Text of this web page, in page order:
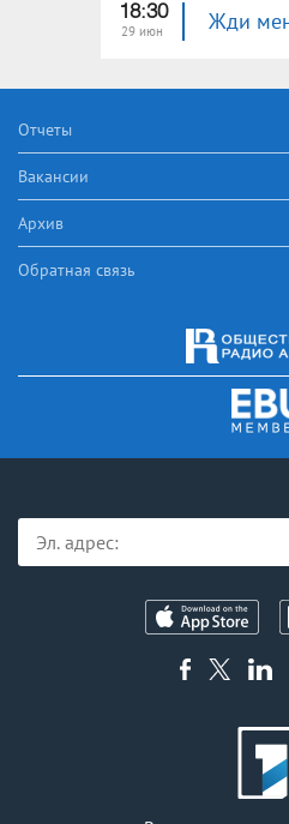
18:30
29 июн Жди
Отчеты
Вакансии
Архив
Обратная связь